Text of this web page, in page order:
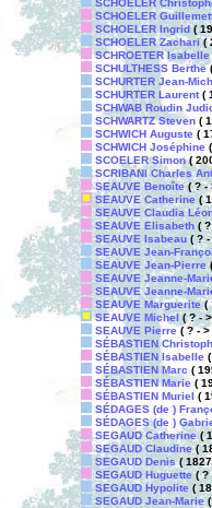
SCHOELER
SCHOELER
SCHOELER Ingrid(
SCHOELER Zachari(
SCHROETER Isabelle
SCHULTHESS Berthe
SCHURTER Jean-
SCHURTER Laurent(
SCHWAB Roudin
SCHWARTZ Steven (
SCHWICH Auguste (
SCHWICH Joséphine
SCOELER Simon(
SCRIBANI Charles
SEAUVE Benoîte( ? -
SEAUVE Catherine (
SEAUVE Claudia
SEAUVE Elisabeth (
SEAUVE Isabeau( ? -
SEAUVE Jean-
SEAUVE Jean-Pierre
SEAUVE Jeanne-
SEAUVE Jeanne-
SEAUVE Marguerite(
SEAUVE Michel( ? -
SEAUVE Pierre( ? - >
SÉBASTIEN
SÉBASTIEN Isabelle
SÉBASTIEN Marc (
SÉBASTIEN Marie (
SÉBASTIEN Muriel (
SÉDAGES (de )
SÉDAGES (de )
SEGAUD Catherine(
SEGAUD Claudine(
SEGAUD Denis(
SEGAUD Huguette ( ?
SEGAUD Hypolite (
SEGAUD Jean-Marie